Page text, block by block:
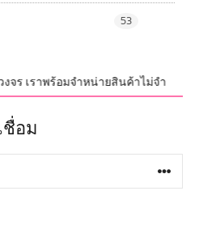
53
เราพร้อมจำหน่ายสินค้าไม่จำกัดจำ
อม